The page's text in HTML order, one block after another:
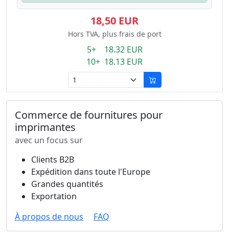
18,50 EUR
Hors TVA, plus frais de port
5+ 18.32 EUR
10+ 18.13 EUR
Commerce de fournitures pour
imprimantes
avec un focus sur
Clients B2B
Expédition dans toute l'Europe
Grandes quantités
Exportation
À propos de nous
FAQ